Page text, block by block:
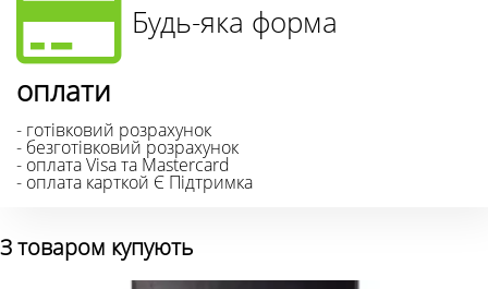
Будь-яка форма
оплати
- готівковий розрахунок
- безготівковий розрахунок
- оплата Visa та Mastercard
- оплата карткой Є Підтримка
З товаром купують